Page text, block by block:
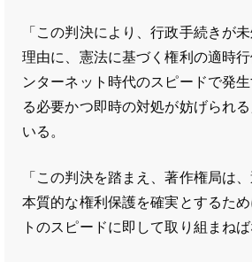
「この判決により、行政手続きが
理由に、憲法に基づく権利の適時
ンターネット時代のスピードで発
る必要かつ即時の対処が妨げられ
いる。
「この判決を踏まえ、著作権局は
本質的な権利保護を確実とするた
トのスピードに即して取り組まねば